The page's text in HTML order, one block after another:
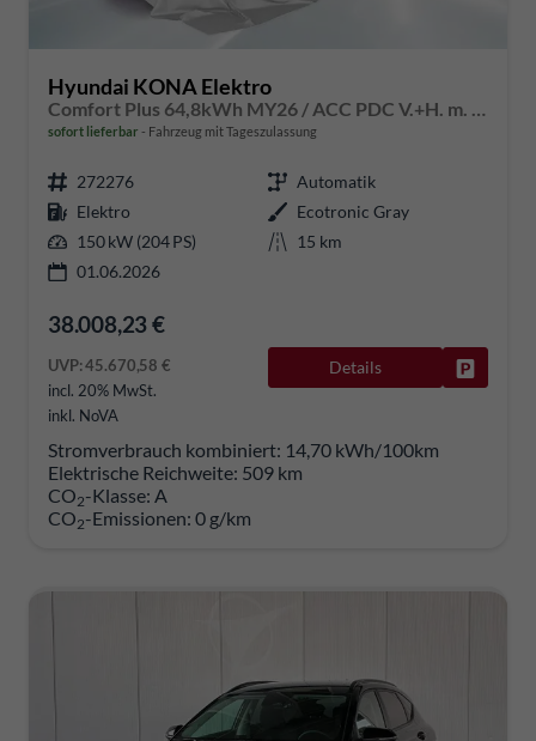
Hyundai KONA Elektro
Comfort Plus 64,8kWh MY26 / ACC PDC V.+H. m. Kamera Keyless Sitz & Lenkr.Heiz./ LED Navi
sofort lieferbar Fahrzeug mit Tageszulassung
272276
Automatik
Elektro
Ecotronic Gray
150 kW (204 PS)
15 km
01.06.2026
38.008,23 €
UVP:45.670,58 €
incl. 20% MwSt.
inkl. NoVA
Details
Stromverbrauch kombiniert: 14,70 kWh/100km
Elektrische Reichweite: 509 km
CO2-Klasse: A
CO2-Emissionen: 0 g/km